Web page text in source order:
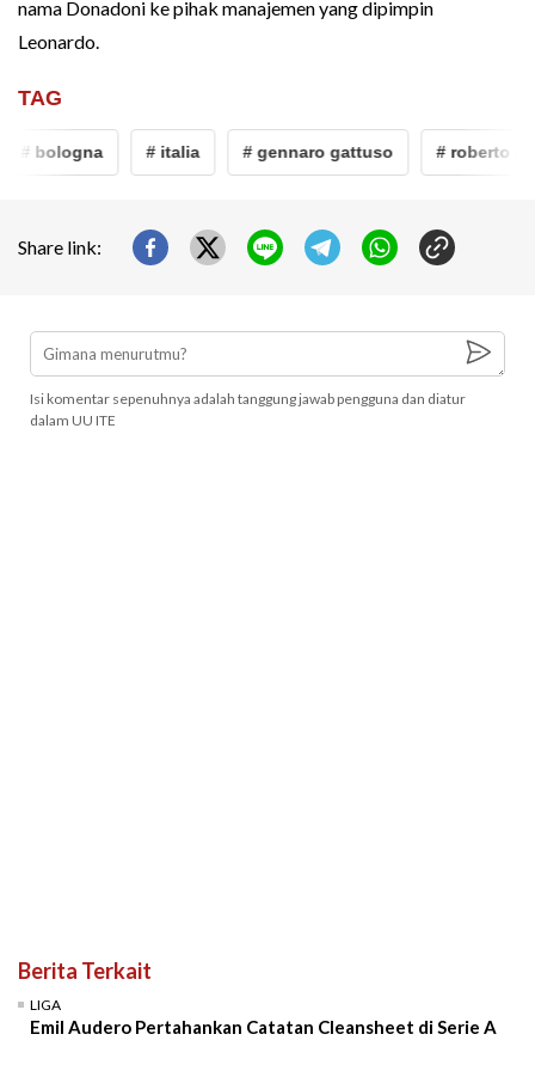
nama Donadoni ke pihak manajemen yang dipimpin
Leonardo.
TAG
# bologna # italia # gennaro gattuso # roberto
Share link:
Isi komentar sepenuhnya adalah tanggung jawab pengguna dan diatur
dalam UU ITE
Berita Terkait
LIGA
Emil Audero Pertahankan Catatan Cleansheet di Serie A